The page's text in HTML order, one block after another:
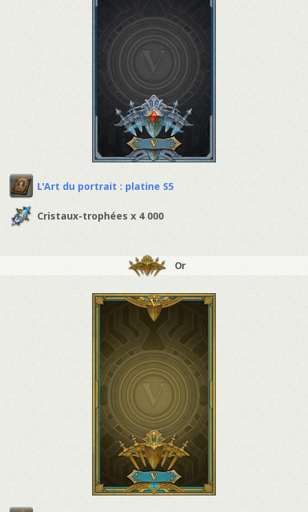
L'Art du portrait : platine S5
Cristaux-trophées x 4 000
Or